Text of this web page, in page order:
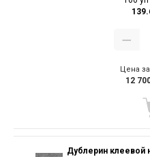
Цена
12
Дублерин клеевой